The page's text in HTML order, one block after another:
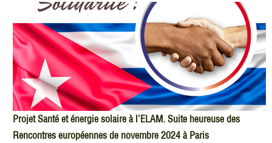
Projet Santé et énergie solaire à l’ELAM. Suite heureuse des
Rencontres européennes de novembre 2024 à Paris